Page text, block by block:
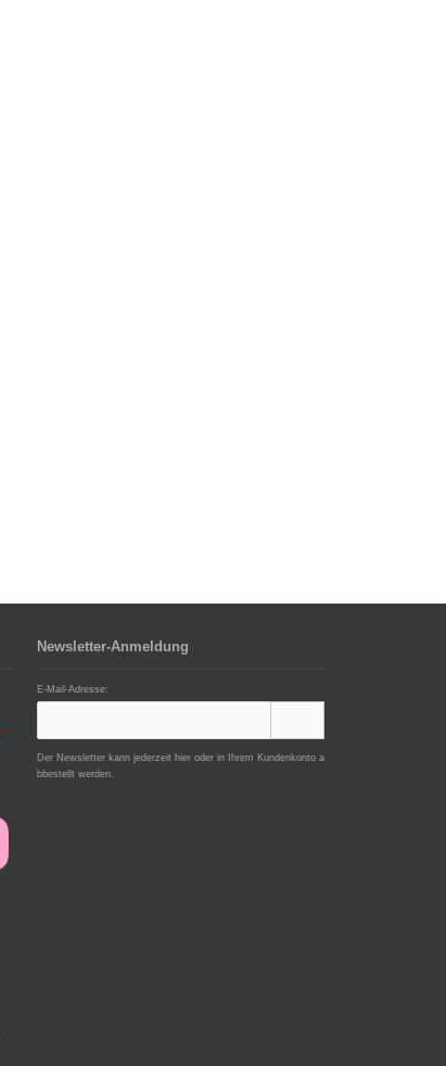
Newsletter-Anmeldung
E-Mail-Adresse:
Der Newsletter kann jederzeit hier oder in Ihrem Kundenkonto a
bbestellt werden.